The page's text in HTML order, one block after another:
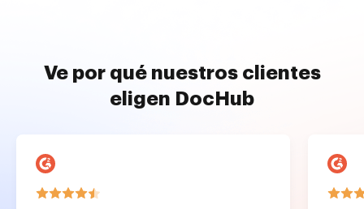
Ve por qué nuestros clientes
eligen DocHub